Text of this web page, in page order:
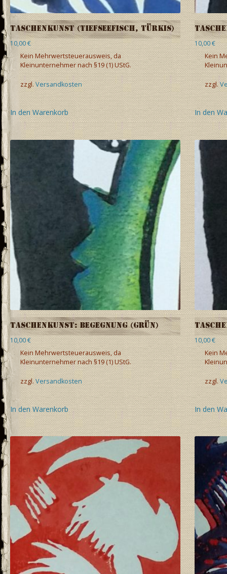
Taschenkunst (Tiefseefisch, türkis)
10,00€
Kein Mehrwertsteuerausweis, da
Kleinunternehmer nach §19 (1) UStG.
zzgl.Versandkosten
In den Warenkorb
10,00€
Kein
zzgl.
In den
Taschenkunst: Begegnung (grün)
10,00€
Kein Mehrwertsteuerausweis, da
Kleinunternehmer nach §19 (1) UStG.
zzgl.Versandkosten
In den Warenkorb
10,00€
Kein
zzgl.
In den